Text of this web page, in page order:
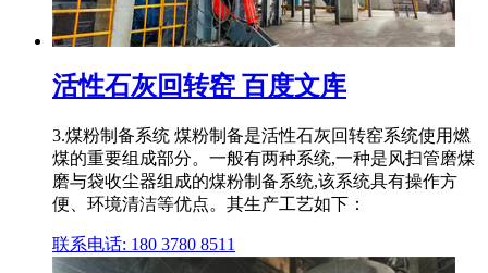
活性石灰回转窑 百度文库
3.煤粉制备系统 煤粉制备是活性石灰回转窑系统使用燃
煤的重要组成部分。一般有两种系统,一种是风扫管磨煤
磨与袋收尘器组成的煤粉制备系统,该系统具有操作方
便、环境清洁等优点。其生产工艺如下：
联系电话: 180 3780 8511